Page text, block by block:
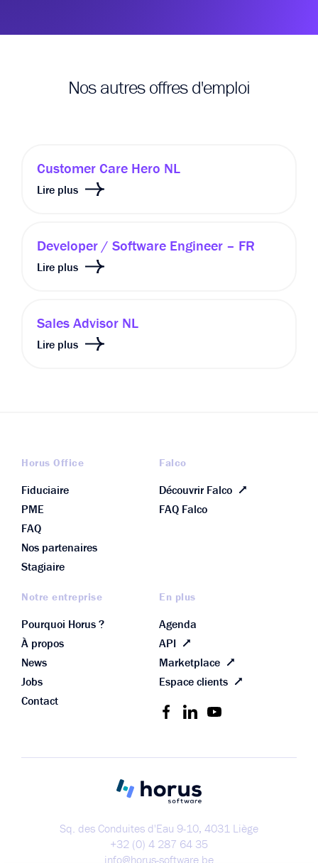
Nos autres offres d'emploi
Customer Care Hero NL
Lire plus
Developer / Software Engineer – FR
Lire plus
Sales Advisor NL
Lire plus
Horus Office
Fiduciaire
PME
FAQ
Nos partenaires
Stagiaire
Falco
Découvrir Falco
FAQ Falco
Notre entreprise
Pourquoi Horus ?
À propos
News
Jobs
Contact
En plus
Agenda
API
Marketplace
Espace clients
Sq. des Conduites d'Eau 9-10, 4031 Liège
+32 (0) 4 287 64 35
info@horus-software.be